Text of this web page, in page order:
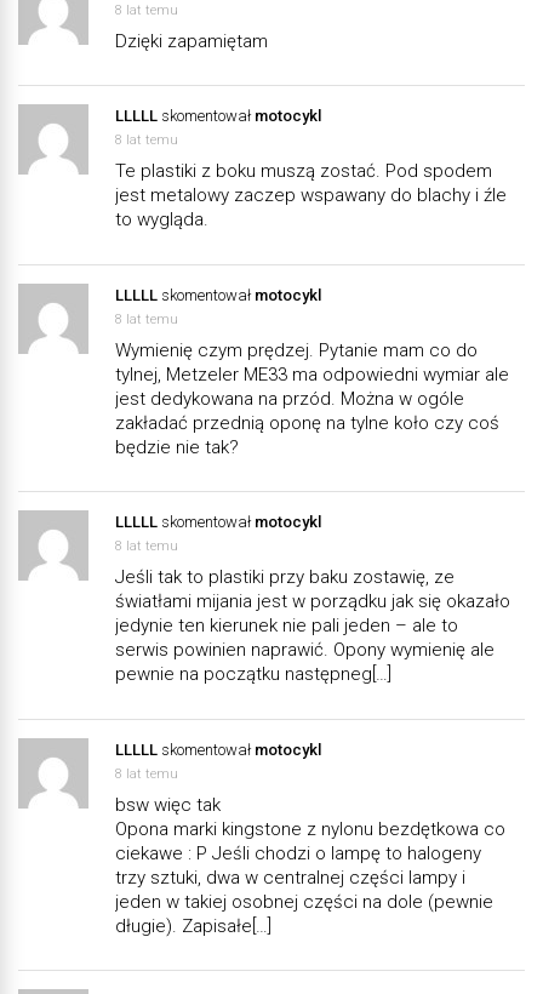
8 lat temu
Dzięki zapamiętam
LLLLL skomentował motocykl
8 lat temu
Te plastiki z boku muszą zostać. Pod spodem
jest metalowy zaczep wspawany do blachy i źle
to wygląda.
LLLLL skomentował motocykl
8 lat temu
Wymienię czym prędzej. Pytanie mam co do
tylnej, Metzeler ME33 ma odpowiedni wymiar ale
jest dedykowana na przód. Można w ogóle
zakładać przednią oponę na tylne koło czy coś
będzie nie tak?
LLLLL skomentował motocykl
8 lat temu
Jeśli tak to plastiki przy baku zostawię, ze
światłami mijania jest w porządku jak się okazało
jedynie ten kierunek nie pali jeden – ale to
serwis powinien naprawić. Opony wymienię ale
pewnie na początku następneg[…]
LLLLL skomentował motocykl
8 lat temu
bsw więc tak
Opona marki kingstone z nylonu bezdętkowa co
ciekawe : P Jeśli chodzi o lampę to halogeny
trzy sztuki, dwa w centralnej części lampy i
jeden w takiej osobnej części na dole (pewnie
długie). Zapisałe[…]